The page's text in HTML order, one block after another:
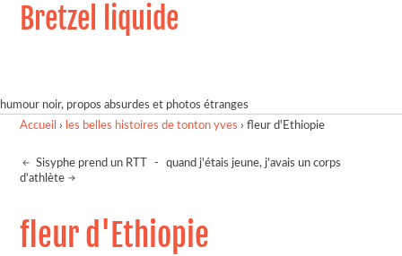
Bretzel liquide
humour noir, propos absurdes et photos étranges
Accueil › les belles histoires de tonton yves ›fleur d'Ethiopie
Sisyphe prend un RTT -
quand j'étais jeune, j'avais un corps
d'athlète
fleur d'Ethiopie